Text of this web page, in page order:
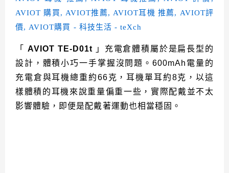
「 AVIOT TE-D01t
」充電倉體積屬於是扁長型的
設計，體積小巧一手掌握沒問題。600mAh電量的
充電倉與耳機總重約66克，耳機單耳約8克，以這
樣體積的耳機來說重量偏重一些，實際配戴並不太
影響體驗，即便是配戴著運動也相當穩固。